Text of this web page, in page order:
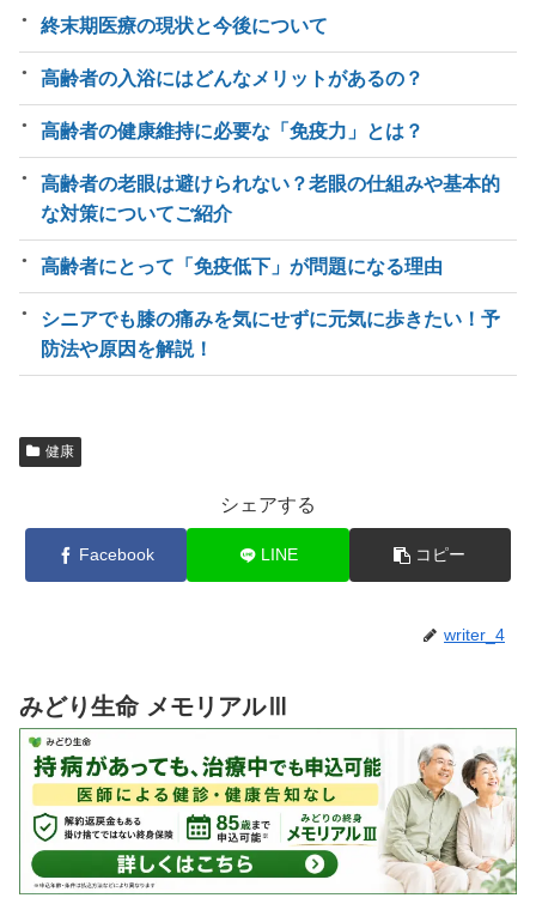
終末期医療の現状と今後について
高齢者の入浴にはどんなメリットがあるの？
高齢者の健康維持に必要な「免疫力」とは？
高齢者の老眼は避けられない？老眼の仕組みや基本的
な対策についてご紹介
高齢者にとって「免疫低下」が問題になる理由
シニアでも膝の痛みを気にせずに元気に歩きたい！予
防法や原因を解説！
健康
シェアする
Facebook LINE コピー
writer_4
みどり生命 メモリアルⅢ